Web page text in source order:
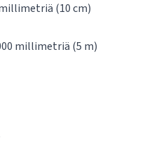
(10 cm)
millimetriä (5 m)